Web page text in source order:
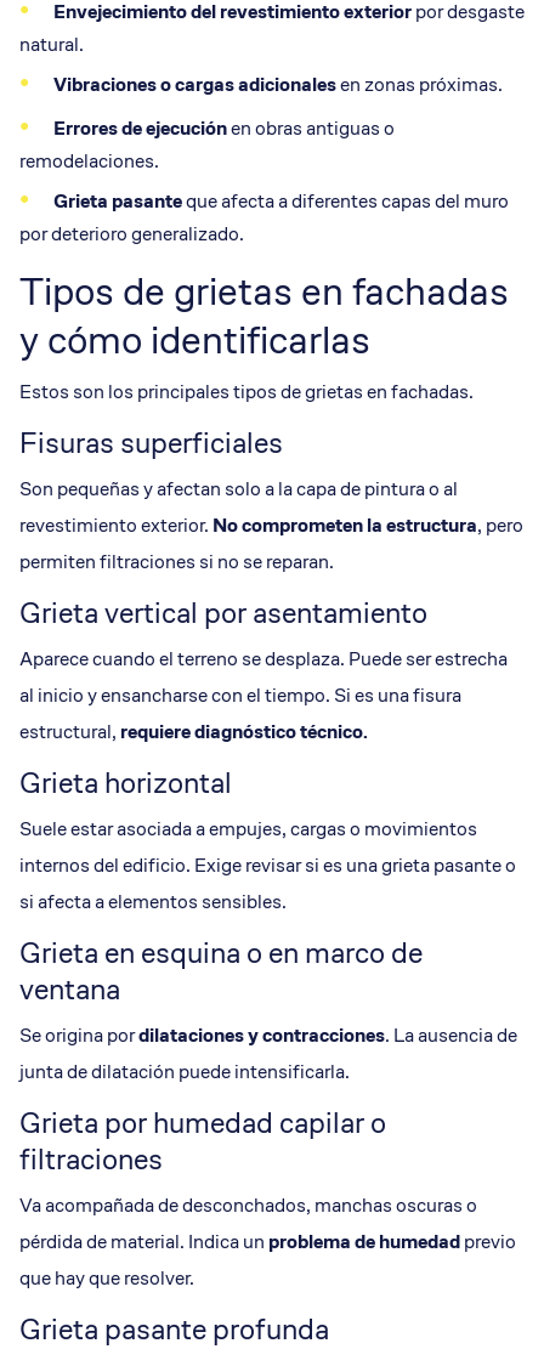
Envejecimiento delrevestimiento exteriorpor desgaste
natural.
Vibraciones o cargas adicionalesen zonas próximas.
Errores de ejecuciónen obras antiguas o
remodelaciones.
Grieta pasanteque afecta a diferentes capas del muro
por deterioro generalizado.
Tipos de grietas en fachadas
y cómo identificarlas
Estos son los principales tipos de grietas en fachadas.
Fisuras superficiales
Son pequeñas y afectan solo a la capa de pintura o al
revestimiento exterior. No comprometen la estructura, pero
permiten filtraciones si no se reparan.
Grieta vertical por asentamiento
Aparece cuando el terreno se desplaza. Puede ser estrecha
al inicio y ensancharse con el tiempo. Si es una fisura
estructural, requierediagnóstico técnico.
Grieta horizontal
Suele estar asociada a empujes, cargas o movimientos
internos del edificio. Exige revisar si es una grieta pasante o
si afecta a elementos sensibles.
Grieta en esquina o en marco de
ventana
Se origina pordilataciones y contracciones. La ausencia de
junta de dilatación puede intensificarla.
Grieta por humedad capilar o
filtraciones
Va acompañada de desconchados, manchas oscuras o
pérdida de material. Indica un problema de humedadprevio
que hay que resolver.
Grieta pasante profunda